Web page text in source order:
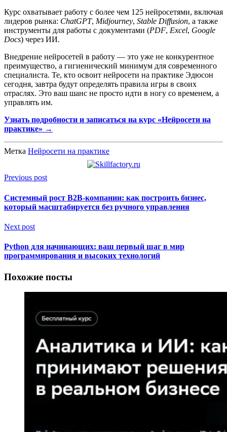
Курс охватывает работу с более чем 125 нейросетями, включая
лидеров рынка: ChatGPT, Midjourney, Stable Diffusion, а также
инструменты для работы с документами (PDF, Excel, Google
Docs) через ИИ.
Внедрение нейросетей в работу — это уже не конкурентное
преимущество, а гигиенический минимум для современного
специалиста. Те, кто освоит нейросети на практике Эдюсон
сегодня, завтра будут определять правила игры в своих
отраслях. Это ваш шанс не просто идти в ногу со временем, а
управлять им.
Узнать подробности и записаться на курс «Нейросети на
практике» →
Метка Нейросети на практике
Previous post
Системный рост B2B-компании: как построить бизнес,
который масштабируется без ручного управления
Next post
Python для начинающих: ваш первый шаг в мир
программирования и высоких технологий
Похожие посты